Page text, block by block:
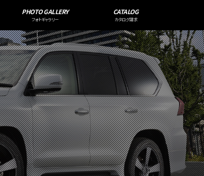
PHOTO GALLERY
フォトギャラリー
CATALOG
カタログ請求